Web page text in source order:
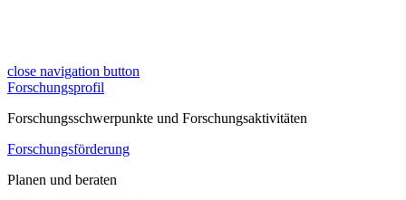
close navigation button
Forschungsprofil
Forschungsschwerpunkte und Forschungsaktivitäten
Forschungsförderung
Planen und beraten